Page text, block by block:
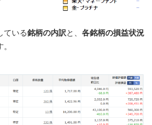
ている銘柄の内訳と、 各銘柄の損益状況